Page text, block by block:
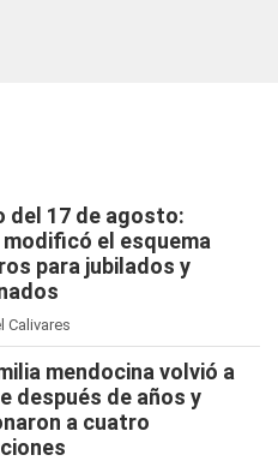
del 17 de agosto:
modificó el esquema
para jubilados y
Calivares
mendocina volvió a
después de años y
a cuatro